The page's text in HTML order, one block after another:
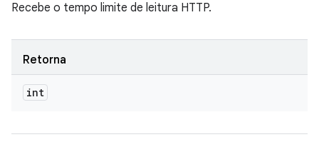
Recebe o tempo limite de leitura HTTP.
Retorna
int